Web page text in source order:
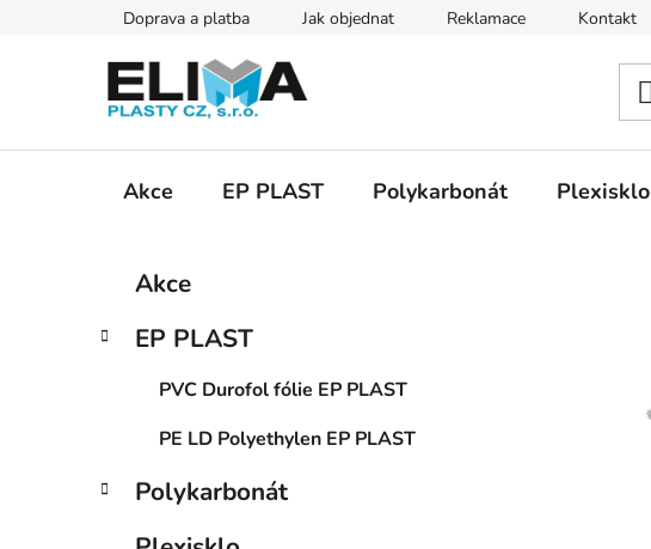
Doprava a platba Jak objednat Reklamace Kontakt
Akce EP PLAST Polykarbonát Plexisklo
s
n
Přeskočit
kategorie
e
e
Akce
EP PLAST
PVC Durofol fólie EP PLAST
PE LD Polyethylen EP PLAST
Polykarbonát